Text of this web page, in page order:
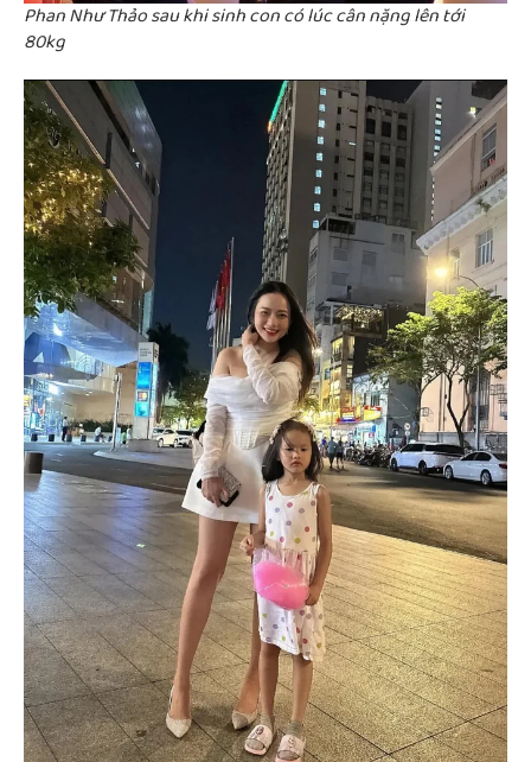
Phan Như Thảo sau khi sinh con có lúc cân nặng lên tới
80kg